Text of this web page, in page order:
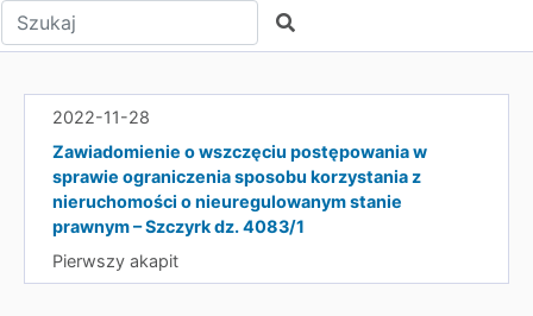
Wpisz tekst do wyszukania Szukaj
2022-11-28
Zawiadomienie o wszczęciu postępowania w
sprawie ograniczenia sposobu korzystania z
nieruchomości o nieuregulowanym stanie
prawnym – Szczyrk dz. 4083/1
Pierwszy akapit